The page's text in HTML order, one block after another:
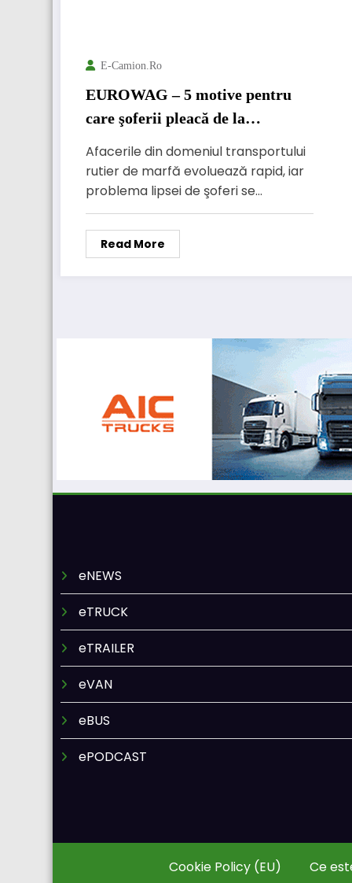
E-Camion.ro
EUROWAG – 5 motive pentru
care şoferii pleacă de la
Afacerile din domeniul transportului
rutier de marfă evoluează rapid, iar
problema lipsei de şoferi se…
Read More
eNEWS
eTRUCK
eTRAILER
eVAN
eBUS
ePODCAST
Cookie Policy (EU) Ce